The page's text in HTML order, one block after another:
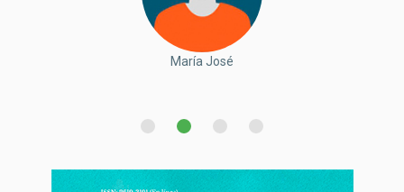
Alicia
María José
Danilo
Gladys